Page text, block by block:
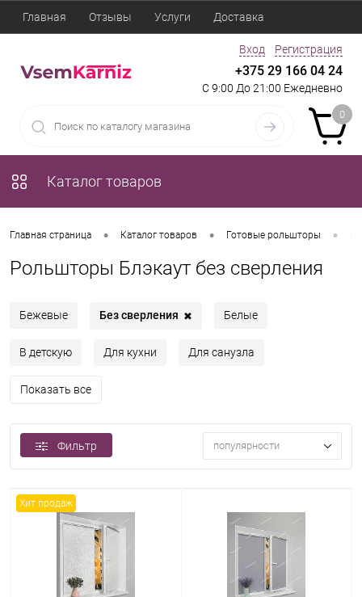
Главная Отзывы Услуги Доставка
Вход Регистрация
+375 29 166 04 24
С 9:00 До 21:00 Ежедневно
0
Каталог товаров
Главная страница • Каталог товаров • Готовые рольшторы •
Рольшторы Блэкаут без сверления
Бежевые Без сверления ✖ Белые
В детскую Для кухни Для санузла
Показать все
Фильтр популярности
Хит продаж